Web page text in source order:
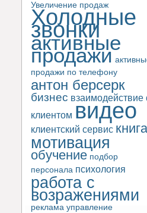
Увеличение продаж
Холодные
звонки
активные
продажи
продажи по телефону
антон берсерк
бизнес взаимодействие
клиентом видео
клиентский сервис книга
мотивация
обучение подбор
персонала психология
работа с
возражениями
реклама управление